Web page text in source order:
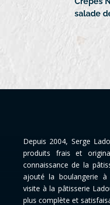
salade
Depuis 2004, Serge
produits frais et
connaissance de la
ajouté la boulangerie à
visite à la pâtisserie
plus complète et